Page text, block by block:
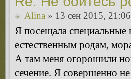
Alina » 13 сен 2015, 21:06
Я посещала специальные
естественным родам,
А там меня огорошили
сечение. Я совершенно